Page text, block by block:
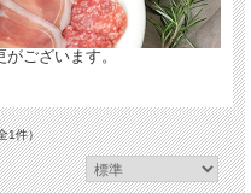
ございます。
1件）